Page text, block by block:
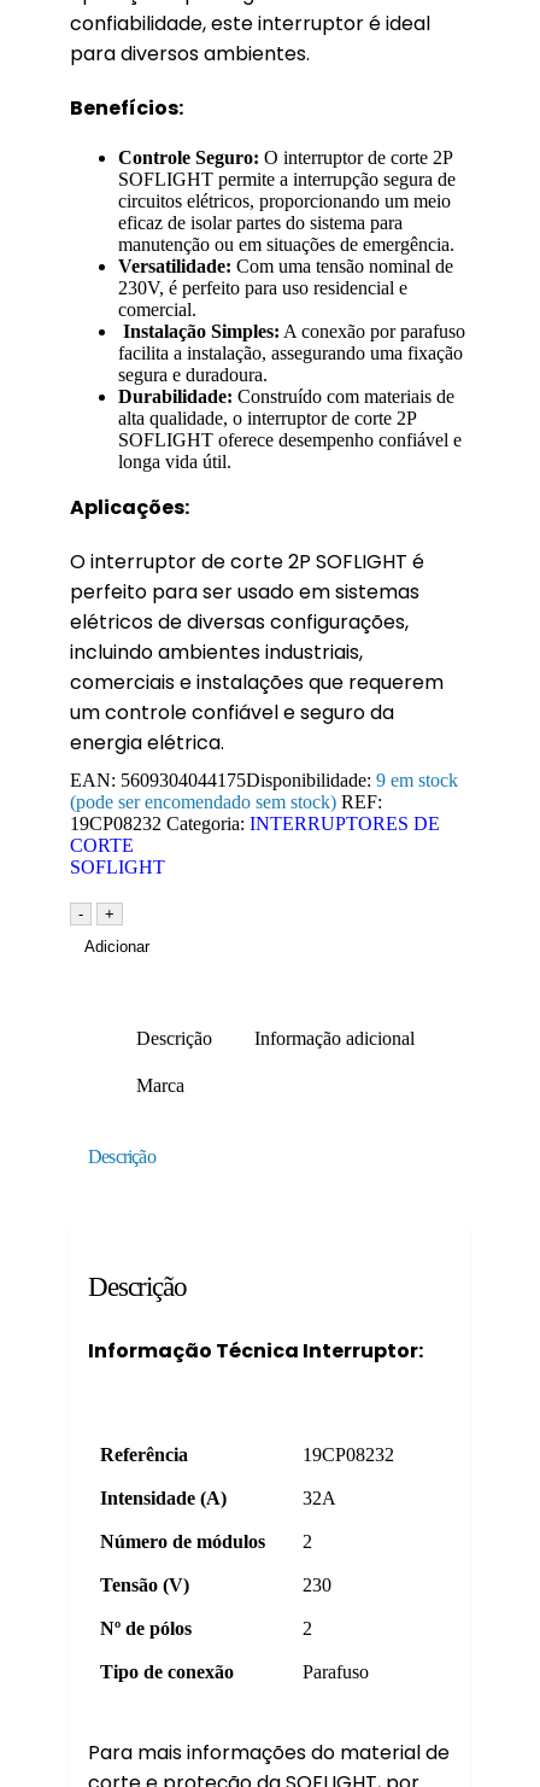
confiabilidade, este interruptor é ideal
para diversos ambientes.
Benefícios:
Controle Seguro: O interruptor de corte 2P
SOFLIGHT permite a interrupção segura de
circuitos elétricos, proporcionando um meio
eficaz de isolar partes do sistema para
manutenção ou em situações de emergência.
Versatilidade: Com uma tensão nominal de
230V, é perfeito para uso residencial e
comercial.
Instalação Simples: A conexão por parafuso
facilita a instalação, assegurando uma fixação
segura e duradoura.
Durabilidade: Construído com materiais de
alta qualidade, o interruptor de corte 2P
SOFLIGHT oferece desempenho confiável e
longa vida útil.
Aplicações:
O interruptor de corte 2P SOFLIGHT é
perfeito para ser usado em sistemas
elétricos de diversas configurações,
incluindo ambientes industriais,
comerciais e instalações que requerem
um controle confiável e seguro da
energia elétrica.
EAN: 5609304044175Disponibilidade: 9 em stock
(pode ser encomendado sem stock) REF:
19CP08232 Categoria: INTERRUPTORES DE
CORTE
SOFLIGHT
-
+
Adicionar
Descrição Informação adicional
Marca
Descrição
Descrição
Informação Técnica Interruptor:
Referência 19CP08232
Intensidade (A) 32A
Número de módulos 2
Tensão (V) 230
Nº de pólos 2
Tipo de conexão Parafuso
Para mais informações do material de